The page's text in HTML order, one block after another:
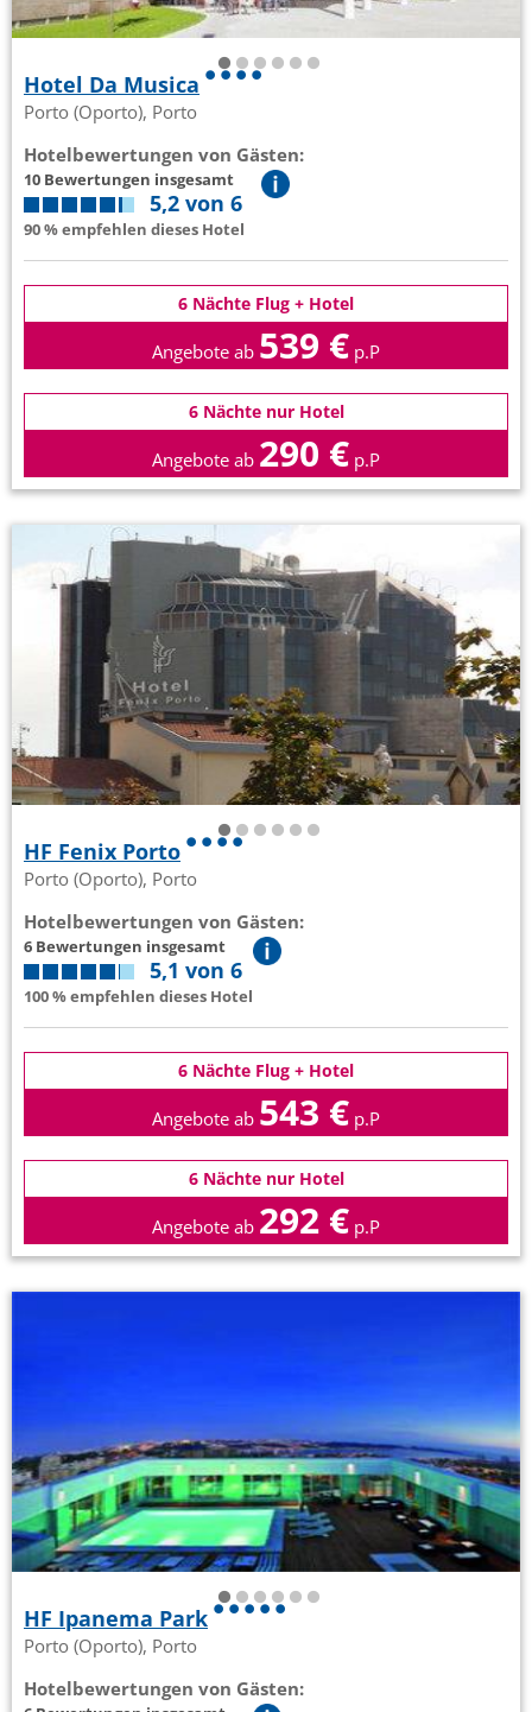
Hotel Da Musica
Porto (Oporto), Porto
Hotelbewertungen von Gästen:
10 Bewertungen insgesamt
5,2 von 6
90 % empfehlen dieses Hotel
6 Nächte Flug + Hotel
Angebote ab 539 € p.P
6 Nächte nur Hotel
Angebote ab 290 € p.P
HF Fenix Porto
Porto (Oporto), Porto
Hotelbewertungen von Gästen:
6 Bewertungen insgesamt
5,1 von 6
100 % empfehlen dieses Hotel
6 Nächte Flug + Hotel
Angebote ab 543 € p.P
6 Nächte nur Hotel
Angebote ab 292 € p.P
HF Ipanema Park
Porto (Oporto), Porto
Hotelbewertungen von Gästen: